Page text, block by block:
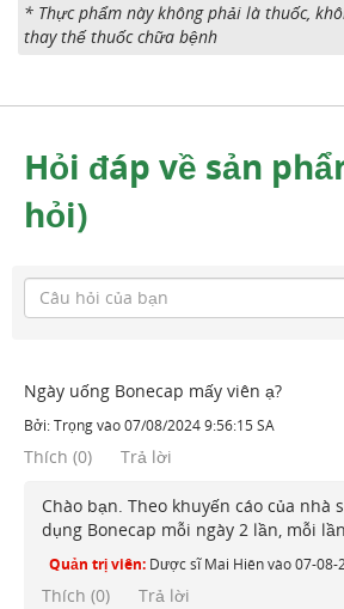
* Thực phẩm này không phải là thuốc,
thay thế thuốc chữa bệnh
Hỏi đáp về sản
hỏi)
Ngày uống Bonecap mấy viên ạ?
Bởi:Trọngvào07/08/2024 9:56:15 SA
Thích (0) Trả lời
Chào bạn. Theo khuyến cáo của nhà
dụng Bonecap mỗi ngày 2 lần, mỗi
Quản trị viên: Dược sĩ Mai Hiênvào07-08-
Thích (0) Trả lời